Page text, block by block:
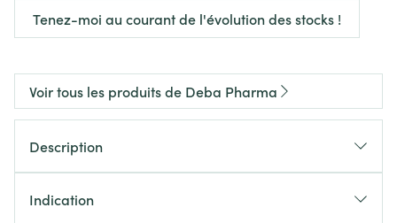
Tenez-moi au courant de l'évolution des stocks !
Voir tous les produits de Deba Pharma
Description
Indication